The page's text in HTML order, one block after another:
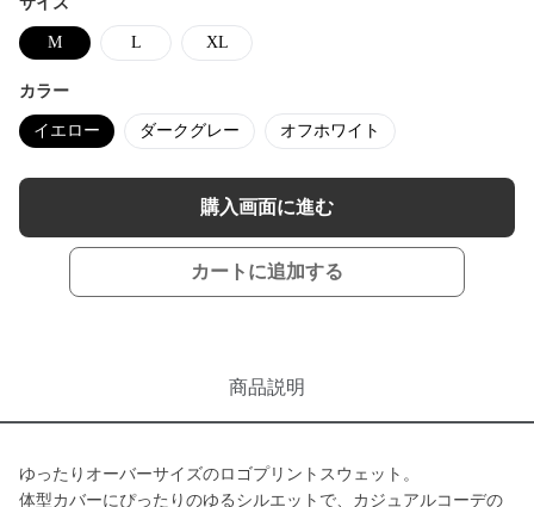
M L XL
カラー
イエロー ダークグレー オフホワイト
購入画面に進む
カートに追加する
商品説明
ゆったりオーバーサイズのロゴプリントスウェット。
体型カバーにぴったりのゆるシルエットで、カジュアルコーデの